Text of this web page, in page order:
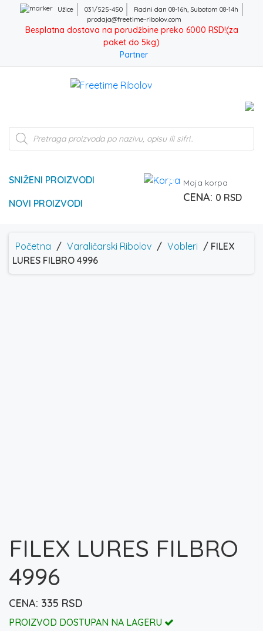
Užice 031/525-450
Radni dan 08-16h, Subotom 08-14h
prodaja@freetime-ribolov.com
Besplatna dostava na porudžbine preko 6000 RSD!(za
paket do 5kg)
Partner
Products
search
SNIŽENI PROIZVODI
NOVI PROIZVODI
0 Moja korpa
0 RSD
Početna / Varaličarski Ribolov / Vobleri / FILEX
LURES FILBRO 4996
FILEX LURES FILBRO
4996
335 RSD
PROIZVOD DOSTUPAN NA LAGERU